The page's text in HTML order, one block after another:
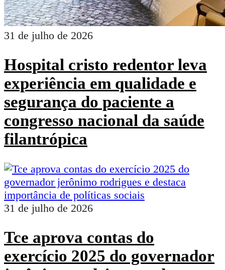
31 de julho de 2026
Hospital cristo redentor leva
experiência em qualidade e
segurança do paciente a
congresso nacional da saúde
filantrópica
31 de julho de 2026
Tce aprova contas do
exercício 2025 do governador